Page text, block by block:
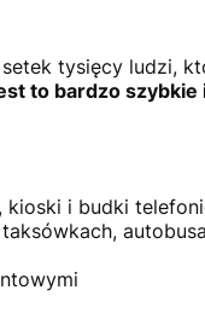
tysięcy ludzi,
to bardzo
kioski i budki